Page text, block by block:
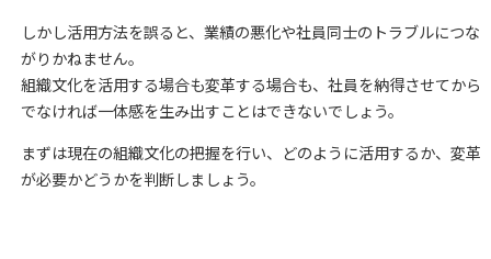
しかし活用方法を誤ると、業績の悪化や社員同士のトラブルにつな
がりかねません。
組織文化を活用する場合も変革する場合も、社員を納得させてから
でなければ一体感を生み出すことはできないでしょう。
まずは現在の組織文化の把握を行い、どのように活用するか、変革
が必要かどうかを判断しましょう。